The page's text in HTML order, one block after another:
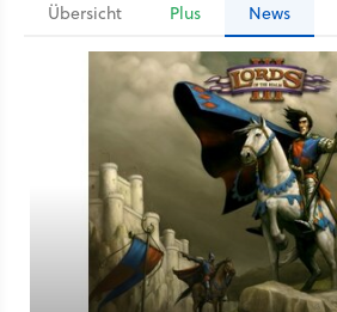
Übersicht Plus News